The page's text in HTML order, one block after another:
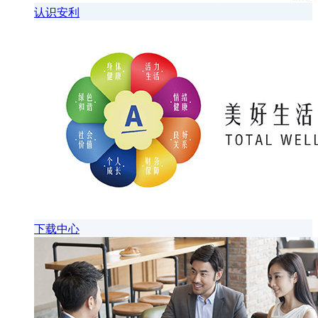
认识安利
下载中心